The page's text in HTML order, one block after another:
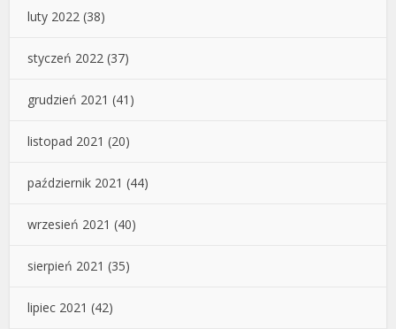
luty 2022 (38)
styczeń 2022 (37)
grudzień 2021 (41)
listopad 2021 (20)
październik 2021 (44)
wrzesień 2021 (40)
sierpień 2021 (35)
lipiec 2021 (42)